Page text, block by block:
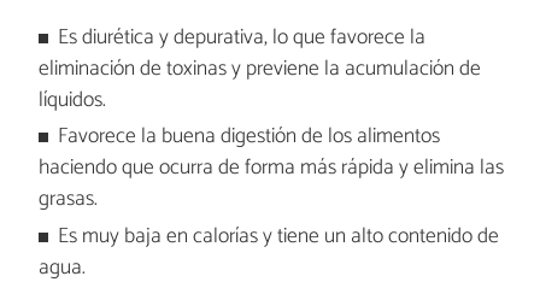
Es diurética y depurativa, lo que favorece la
eliminación de toxinas y previene la acumulación de
líquidos.
Favorece la buena digestión de los alimentos
haciendo que ocurra de forma más rápida y elimina las
grasas.
Es muy baja en calorías y tiene un alto contenido de
agua.